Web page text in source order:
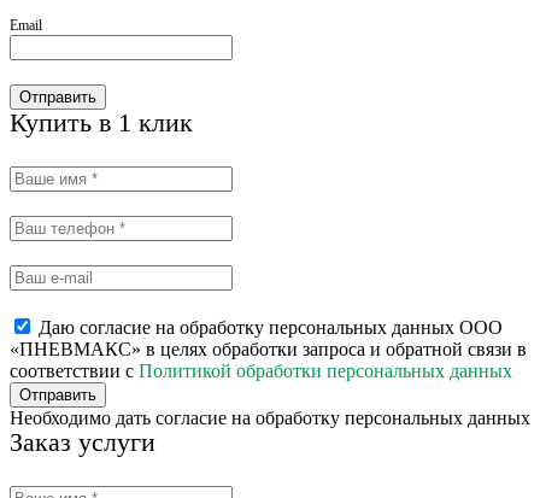
Email
Отправить
Купить в 1 клик
Даю согласие на обработку персональных данных ООО
«ПНЕВМАКС» в целях обработки запроса и обратной связи в
соответствии с Политикой обработки персональных данных
Отправить
Необходимо дать согласие на обработку персональных данных
Заказ услуги